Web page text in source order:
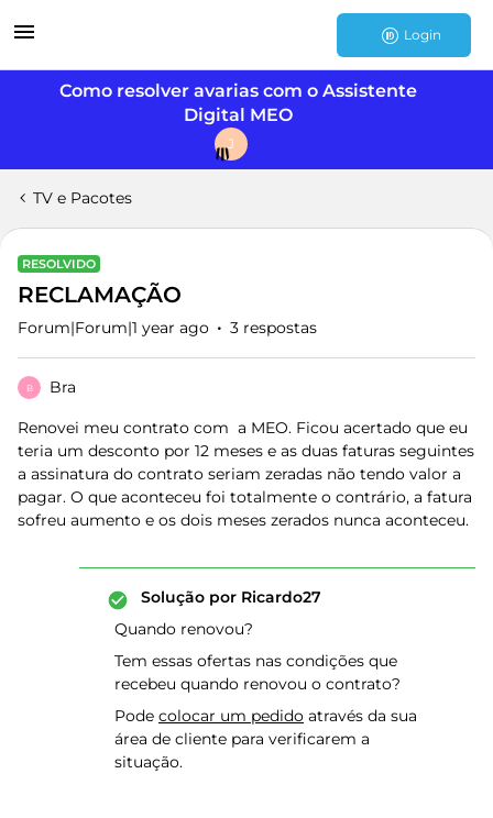
Login
Como resolver avarias com o Assistente
Digital MEO
J
TV e Pacotes
RESOLVIDO
RECLAMAÇÃO
Forum|Forum|1 year ago 3 respostas
B Bra
Renovei meu contrato com a MEO. Ficou acertado que eu
teria um desconto por 12 meses e as duas faturas seguintes
a assinatura do contrato seriam zeradas não tendo valor a
pagar. O que aconteceu foi totalmente o contrário, a fatura
sofreu aumento e os dois meses zerados nunca aconteceu.
Solução por Ricardo27
Quando renovou?
Tem essas ofertas nas condições que
recebeu quando renovou o contrato?
Pode colocar um pedido através da sua
área de cliente para verificarem a
situação.